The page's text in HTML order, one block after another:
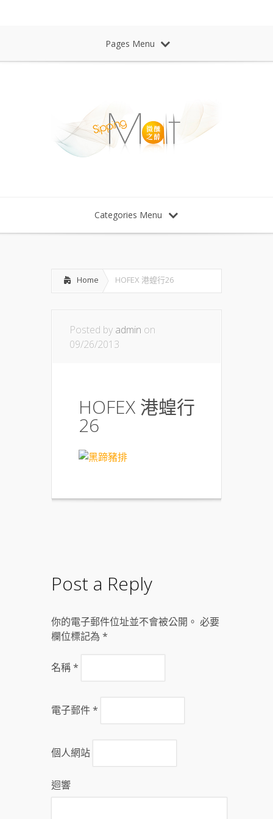
Pages Menu
Categories Menu
Home HOFEX 港蝗行26
Posted by admin on
09/26/2013
HOFEX 港蝗行
26
Post a Reply
你的電子郵件位址並不會被公開。 必要
欄位標記為 *
名稱*
電子郵件*
個人網站
迴響